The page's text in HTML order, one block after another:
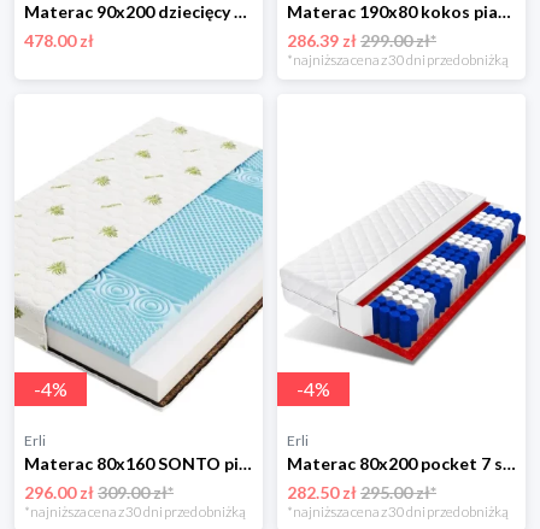
Materac 90x200 dziecięcy z lateksem na alergię antyalergiczny piankowy H3
478.00 zł
Materac 190x80 kokos pianka HR profilowana BOLEK
286.39 zł299.00 zł*
*najniższa cena z 30 dni przed obniżką
-4%
Erli
Materac 80x160 SONTO pianka kokos piankowy do łóżeczka
296.00 zł309.00 zł*
*najniższa cena z 30 dni przed obniżką
-4%
Erli
Materac 80x200 pocket 7 stref 15 cm DINO
282.50 zł295.00 zł*
*najniższa cena z 30 dni przed obniżką